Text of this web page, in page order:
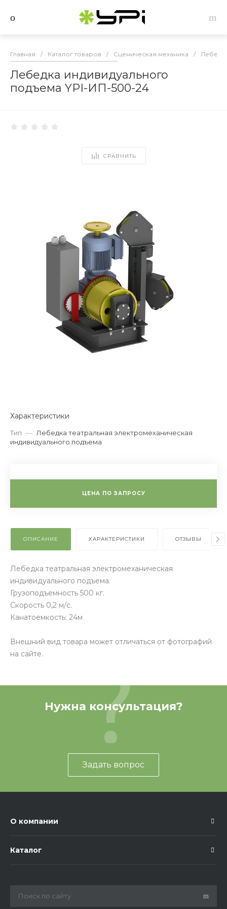
Главная / Каталог товаров / Сценическая механика /
Лебедка индивидуального
подъема YPI-ИП-500-24
СРАВНИТЬ
Характеристики
Тип — Лебедка театральная электромеханическая
индивидуального подъема
ЦЕНА ПО ЗАПРОСУ
ОПИСАНИЕ ХАРАКТЕРИСТИКИ ОТЗЫВЫ
Лебедка театральная электромеханическая
индивидуального подъема.
Грузоподъемность 500 кг.
Скорость 0,2 м/с.
Канатоемкость: 24м
Внешний вид товара может отличаться от фотографий
на сайте.
Нужна консультация?
Задать вопрос
О компании
Каталог